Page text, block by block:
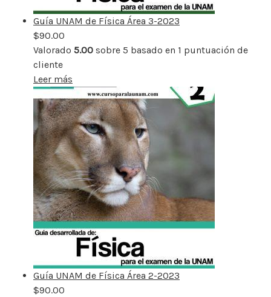
Guía UNAM de Física Área 3-2023
$90.00
Valorado 5.00 sobre 5 basado en 1 puntuación de
cliente
Leer más
Guía UNAM de Física Área 2-2023
$90.00